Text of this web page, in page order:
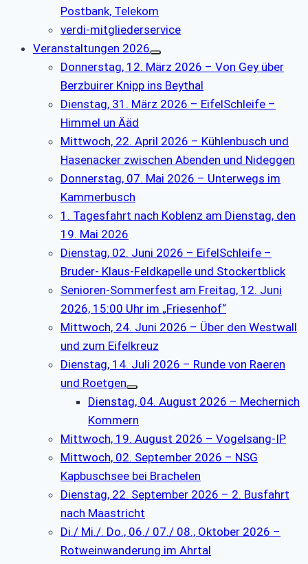
Postbank, Telekom
verdi-mitgliederservice
Veranstaltungen 2026
Donnerstag, 12. März 2026 – Von Gey über
Berzbuirer Knipp ins Beythal
Dienstag, 31. März 2026 – EifelSchleife –
Himmel un Ääd
Mittwoch, 22. April 2026 – Kühlenbusch und
Hasenacker zwischen Abenden und Nideggen
Donnerstag, 07. Mai 2026 – Unterwegs im
Kammerbusch
1. Tagesfahrt nach Koblenz am Dienstag, den
19. Mai 2026
Dienstag, 02. Juni 2026 – EifelSchleife –
Bruder- Klaus-Feldkapelle und Stockertblick
Senioren-Sommerfest am Freitag, 12. Juni
2026, 15:00 Uhr im „Friesenhof“
Mittwoch, 24. Juni 2026 – Über den Westwall
und zum Eifelkreuz
Dienstag, 14. Juli 2026 – Runde von Raeren
und Roetgen
Dienstag, 04. August 2026 – Mechernich
Kommern
Mittwoch, 19. August 2026 – Vogelsang-IP
Mittwoch, 02. September 2026 – NSG
Kapbuschsee bei Brachelen
Dienstag, 22. September 2026 – 2. Busfahrt
nach Maastricht
Di./ Mi./. Do., 06./ 07./ 08., Oktober 2026 –
Rotweinwanderung im Ahrtal